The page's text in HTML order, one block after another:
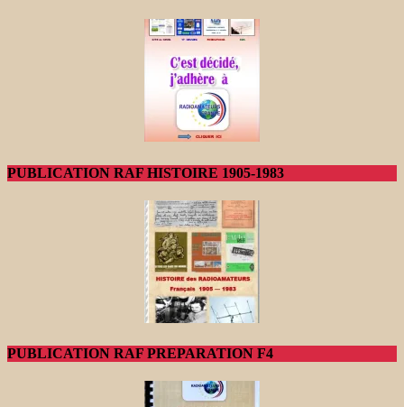
PUBLICATION RAF HISTOIRE 1905-1983
PUBLICATION RAF PREPARATION F4